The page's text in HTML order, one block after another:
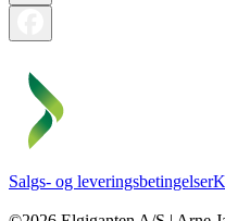
Salgs- og leveringsbetingelser